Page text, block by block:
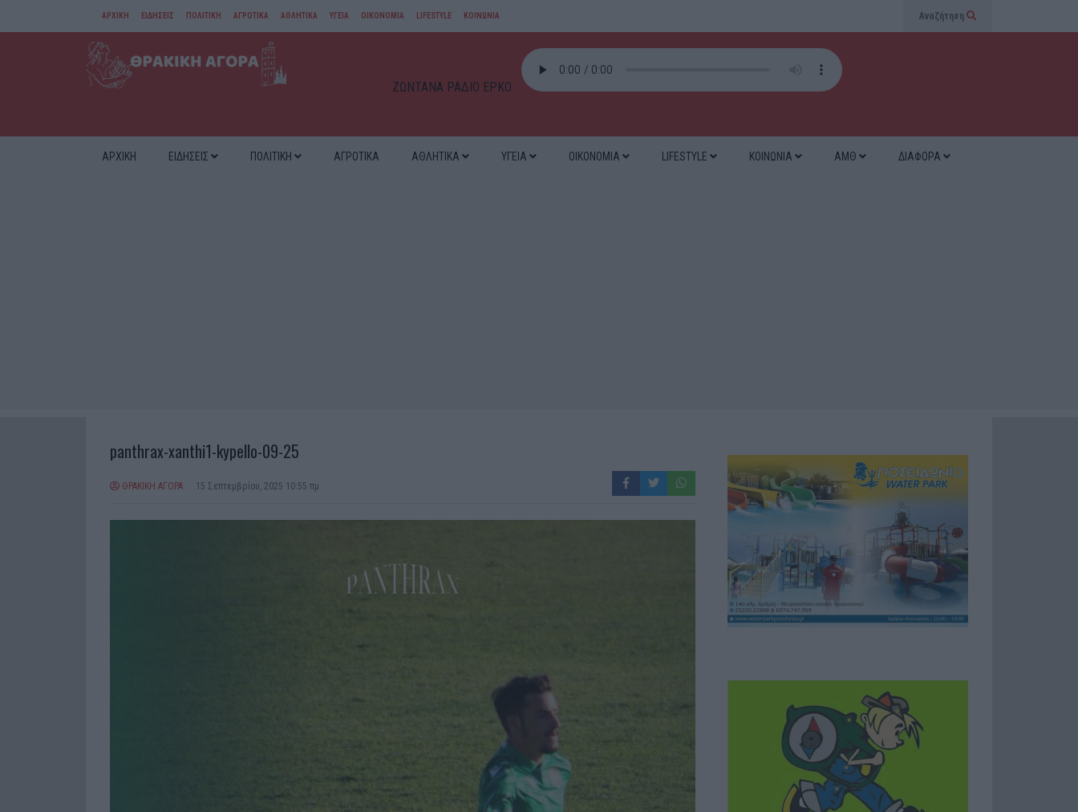
ΑΡΧΙΚΗ ΕΙΔΗΣΕΙΣ ΠΟΛΙΤΙΚΗ ΑΓΡΟΤΙΚΑ ΑΘΛΗΤΙΚΑ ΥΓΕΙΑ ΟΙΚΟΝΟΜΙΑ LIFESTYLE ΚΟΙΝΩΝΙΑ
ΑΜΘ
Αναζήτηση
ΖΩΝΤΑΝΑ ΡΑΔΙΟ ΕΡΚΟ
ΑΡΧΙΚΗ ΕΙΔΗΣΕΙΣ ΠΟΛΙΤΙΚΗ ΑΓΡΟΤΙΚΑ ΑΘΛΗΤΙΚΑ ΥΓΕΙΑ ΟΙΚΟΝΟΜΙΑ LIFESTYLE ΚΟΙΝΩΝΙΑ ΑΜΘ ΔΙΑΦΟΡΑ
panthrax-xanthi1-kypello-09-25
ΘΡΑΚΙΚΗ ΑΓΟΡΑ 15 Σεπτεμβρίου, 2025 10:55 πμ